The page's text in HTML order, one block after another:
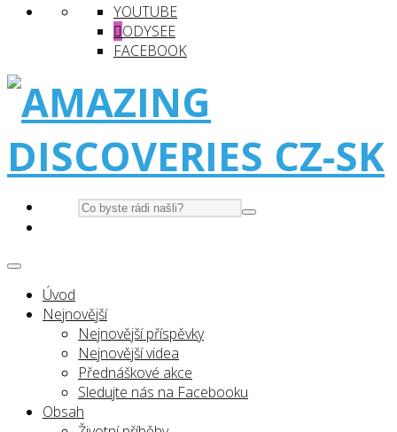
YOUTUBE
ODYSEE
FACEBOOK
Úvod
Nejnovější
Nejnovější příspěvky
Nejnovější videa
Přednáškové akce
Sledujte nás na Facebooku
Obsah